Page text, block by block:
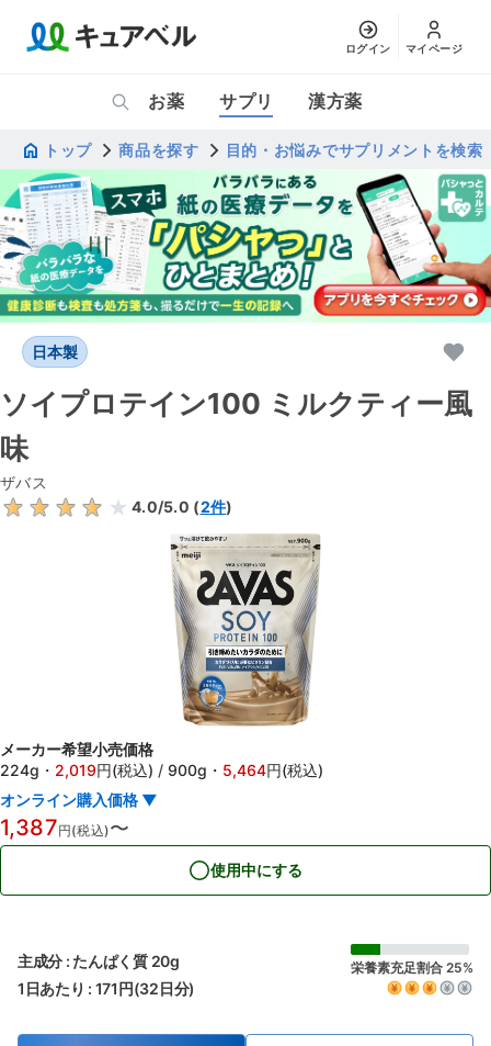
ログイン マイページ
お薬 サプリ 漢方薬
トップ 商品を探す 目的・お悩みでサプリメントを検索
日本製
ソイプロテイン100 ミルクティー風
味
ザバス
4.0/5.0 (2件)
メーカー希望小売価格
224g ・ 2,019円(税込) / 900g ・ 5,464円(税込)
オンライン購入価格 ▼
1,387円(税込)〜
使用中にする
主成分 : たんぱく質 20g 栄養素充足割合 25%
1日あたり : 171円(32日分)